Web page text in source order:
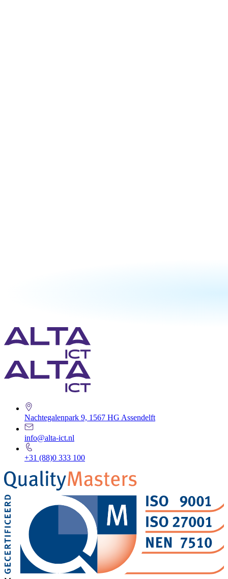
Nachtegalenpark 9, 1567 HG Assendelft
info@alta-ict.nl
+31 (88)0 333 100